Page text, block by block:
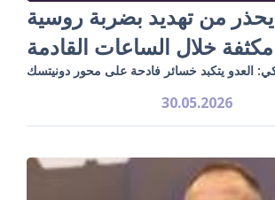
من تهديد بضربة روسية
مكثفة خلال الساعات القادمة
العدو يتكبد خسائر فادحة على محور دونيتسك
30.05.2026